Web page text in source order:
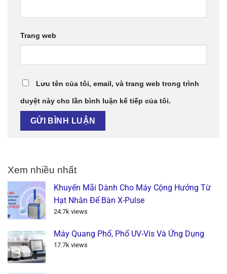
Trang web
Lưu tên của tôi, email, và trang web trong trình
duyệt này cho lần bình luận kế tiếp của tôi.
Xem nhiều nhất
Khuyến Mãi Dành Cho Máy Cộng Hưởng Từ
Hạt Nhân Để Bàn X-Pulse
24.7k views
Máy Quang Phổ, Phổ UV-Vis Và Ứng Dụng
17.7k views